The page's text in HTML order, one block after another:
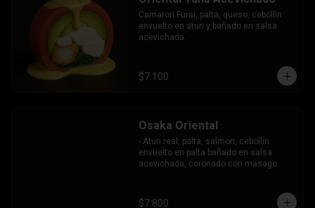
Camaron Furai, palta, queso, cebollin
envuelto en atun y bañado en salsa
acevichada.
$7.100
Osaka Oriental
- Atun real, palta, salmon, cebollin
envuelto en palta bañado en salsa
acevichada, coronado con masago.
$7.800